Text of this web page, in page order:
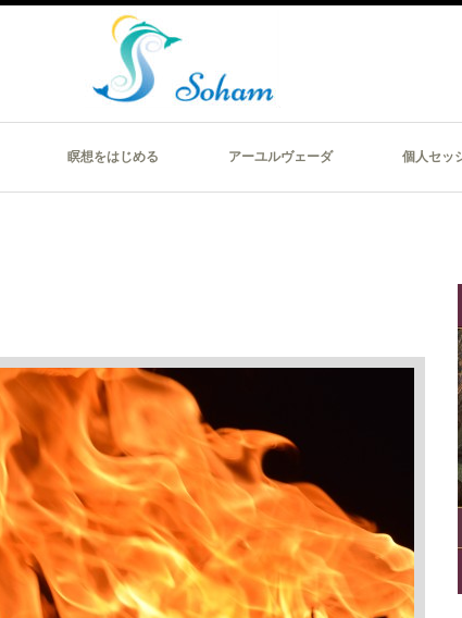
瞑想をはじめる アーユルヴェーダ 個人セッ